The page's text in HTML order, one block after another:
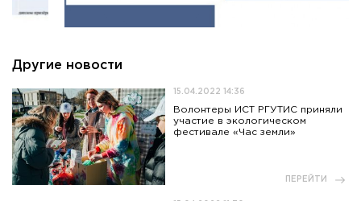
Другие новости
15.04.2022 14:36
Волонтеры ИСТ РГУТИС приняли
участие в экологическом
фестивале «Час земли»
ПЕРЕЙТИ